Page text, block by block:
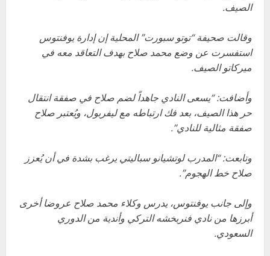
الصيف.
وقالت صحيفة “توتو سبورت” المحلية إن إدارة يوفنتوس
استفسرت عن وضع محمد صلاح بهدف التعاقد معه في
ميركاتو الصيف.
وأضافت: “يسعى النادي جاهداً لضم صلاح في صفقة انتقال
حر هذا الصيف، بعد فك ارتباطه مع ليفربول، ويُعتبر صلاح
صفقة مثالية للنادي”.
وتابعت: “المدرب لوتشيانو سباليتي يرغب بشدة في أن يُعزز
صلاح خط الهجوم”.
وإلى جانب يوفنتوس، يدرس وكلاء محمد صلاح عروضا أخرى
أبرزها من نادي فنربخشه التركي وأندية من الدوري
السعودي.